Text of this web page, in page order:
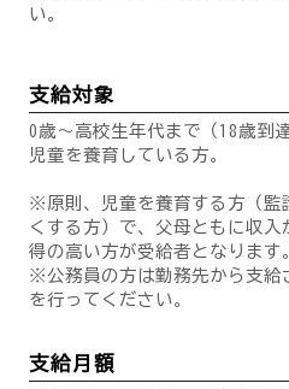
い。
支給対象
0歳～高校生年代まで（18歳到
児童を養育している方。
※原則、児童を養育する方（監
くする方）で、父母ともに収
得の高い方が受給者となります
※公務員の方は勤務先から支給
を行ってください。
支給月額